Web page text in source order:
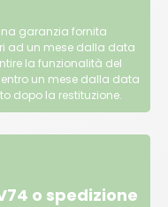
garanzia fornita
ad un mese dalla data
la funzionalità del
un mese dalla data
dopo la restituzione.
o spedizione